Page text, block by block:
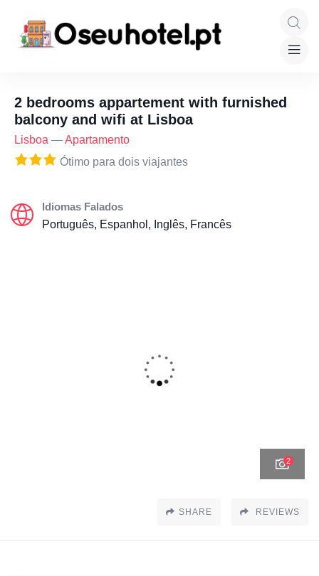
2 bedrooms appartement with furnished
balcony and wifi at Lisboa
Lisboa —Apartamento
Ótimo para dois viajantes
Idiomas Falados
Português, Espanhol, Inglês, Francês
2
SHARE REVIEWS